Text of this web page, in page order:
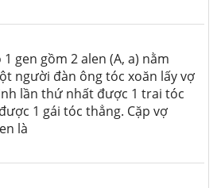
gen gồm 2 alen (A, a) nằm
người đàn ông tóc xoăn lấy vợ
lần thứ nhất được 1 trai tóc
1 gái tóc thẳng. Cặp vợ
là